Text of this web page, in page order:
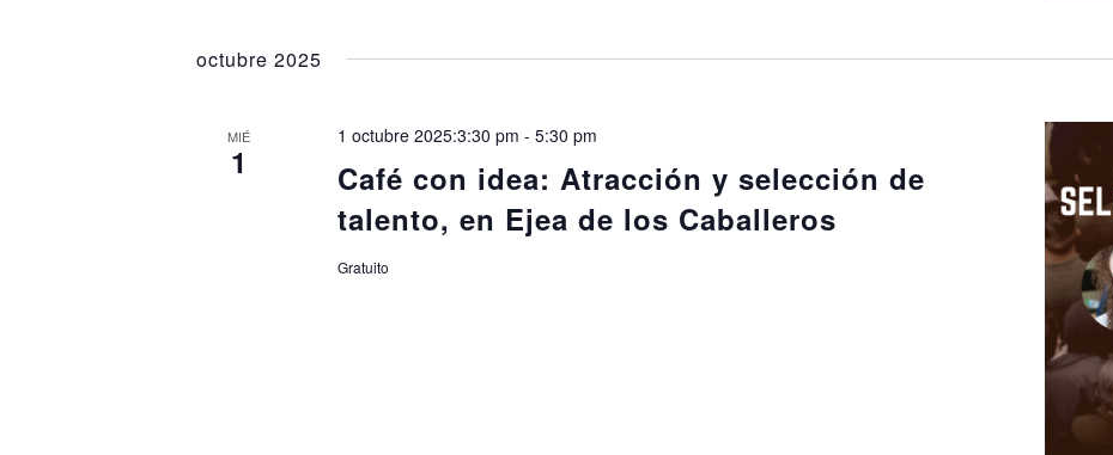
octubre 2025
MIÉ
1
1 octubre 2025:3:30 pm -5:30 pm
Café con idea: Atracción y selección de
talento, en Ejea de los Caballeros
Gratuito